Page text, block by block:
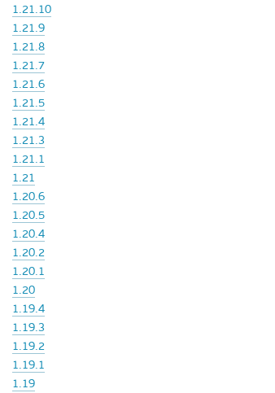
1.21.10
1.21.9
1.21.8
1.21.7
1.21.6
1.21.5
1.21.4
1.21.3
1.21.1
1.21
1.20.6
1.20.5
1.20.4
1.20.2
1.20.1
1.20
1.19.4
1.19.3
1.19.2
1.19.1
1.19